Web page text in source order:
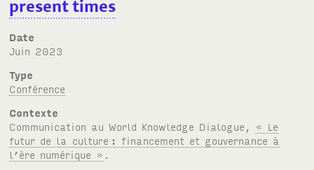
present times
Date
juin 2023
Type
Conférence
Contexte
Communication au World Knowledge Dialogue, « Le
futur de la culture : financement et gouvernance à
l’ère numérique »